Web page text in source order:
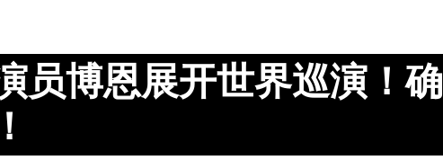
员博恩展开世界巡演！确